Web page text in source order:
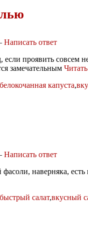
Написать ответ
проявить
замечательным
белокочанная капуста,
Написать ответ
фасоли, наверняка,
быстрый салат,вкусный